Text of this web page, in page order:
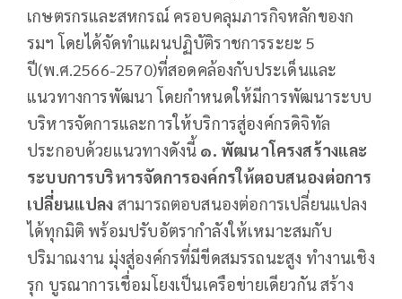
เกษตรกรและสหกรณ์ ครอบคลุมภารกิจหลักของก
รมฯ โดยได้จัดทำแผนปฏิบัติราชการระยะ 5
ปี(พ.ศ.2566-2570)ที่สอดคล้องกับประเด็นและ
แนวทางการพัฒนา โดยกำหนดให้มีการพัฒนาระบบ
บริหารจัดการและการให้บริการสู่องค์กรดิจิทัล
ประกอบด้วยแนวทางดังนี้ ๑. พัฒนาโครงสร้างและ
ระบบการบริหารจัดการองค์กรให้ตอบสนองต่อการ
เปลี่ยนแปลง สามารถตอบสนองต่อการเปลี่ยนแปลง
ได้ทุกมิติ พร้อมปรับอัตรากำลังให้เหมาะสมกับ
ปริมาณงาน มุ่งสู่องค์กรที่มีขีดสมรรถนะสูง ทำงานเชิง
รุก บูรณาการเชื่อมโยงเป็นเครือข่ายเดียวกัน สร้าง